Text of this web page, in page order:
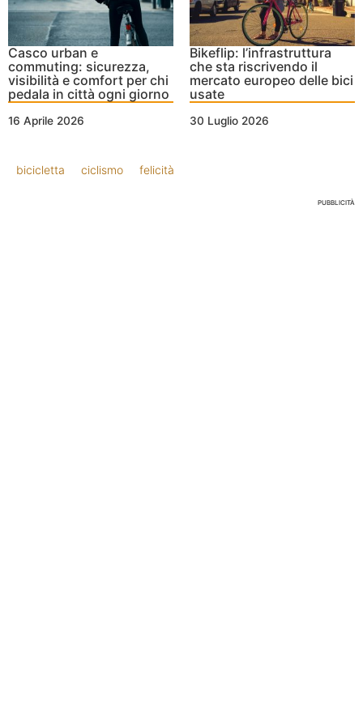
Casco urban e
commuting: sicurezza,
visibilità e comfort per chi
pedala in città ogni giorno
16 Aprile 2026
Bikeflip: l’infrastruttura
che sta riscrivendo il
mercato europeo delle bici
usate
30 Luglio 2026
bicicletta ciclismo felicità
PUBBLICITÀ